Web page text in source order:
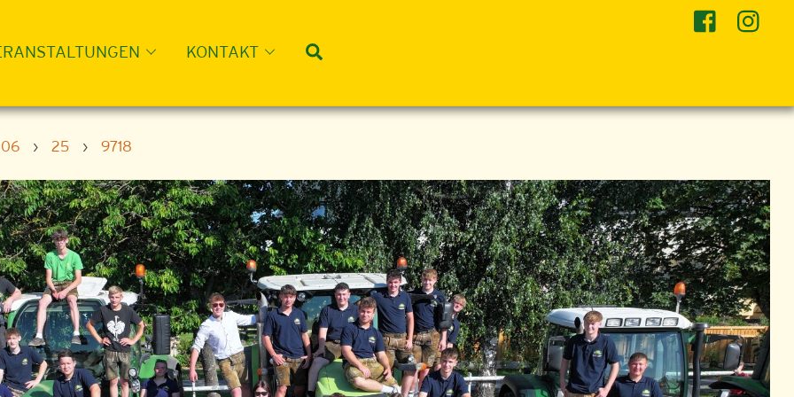
KONTAKT
06 › 25 › 9718